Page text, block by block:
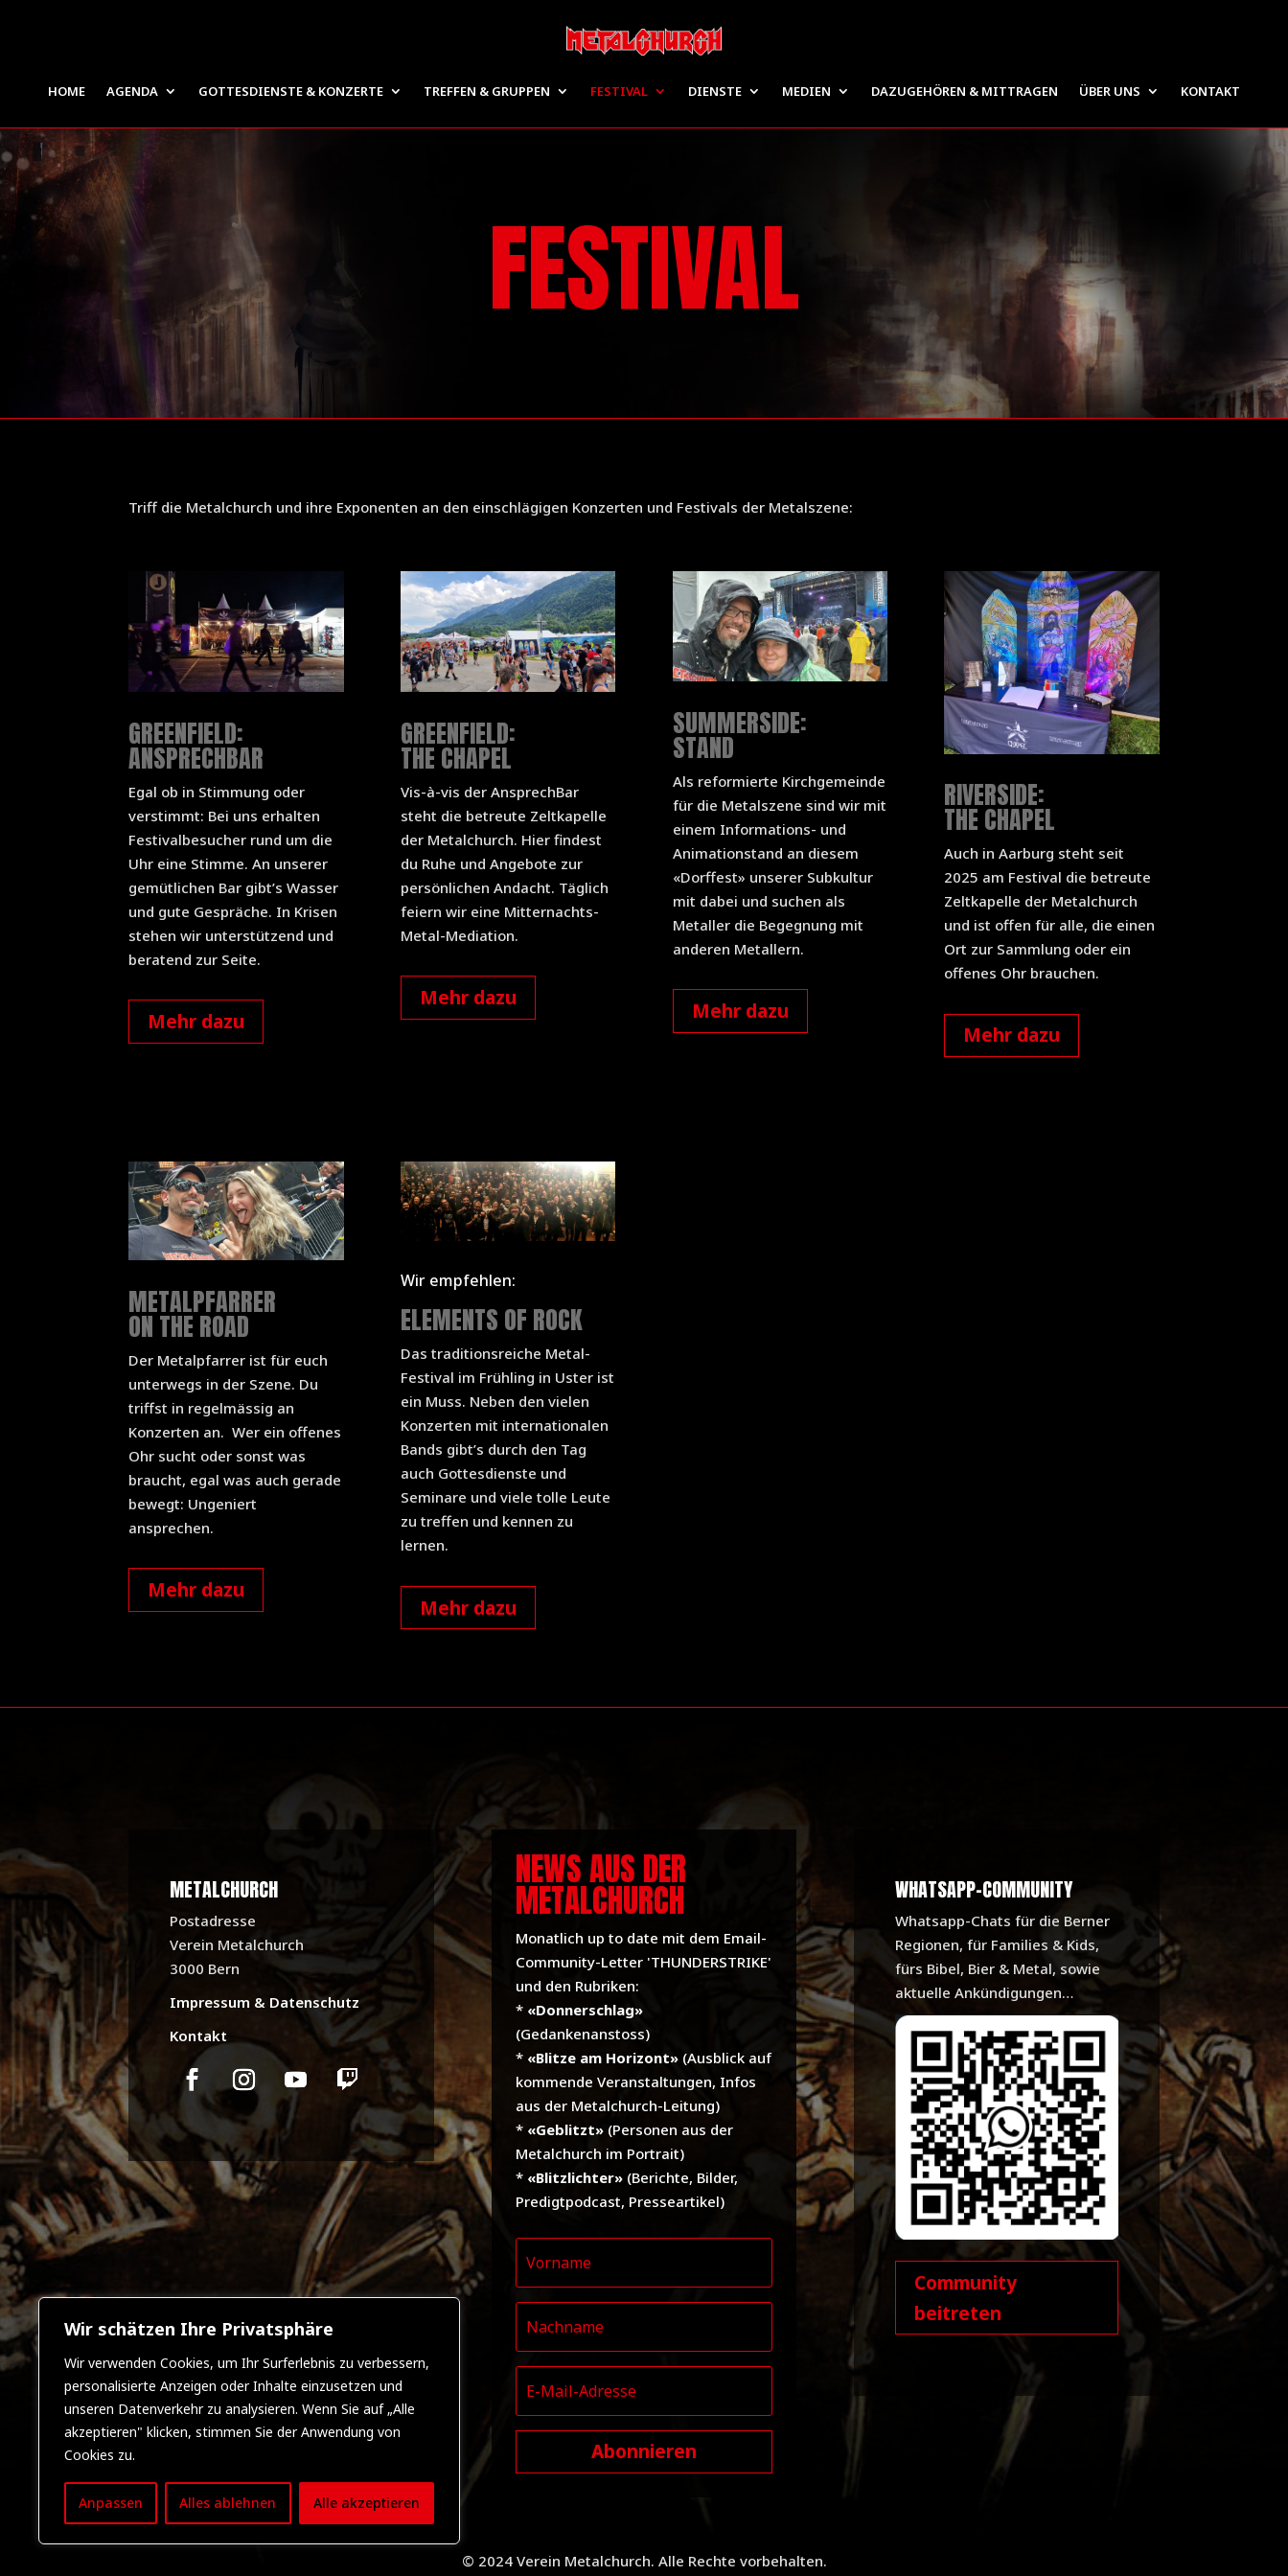
Wir schätzen Ihre Privatsphäre
Wir verwenden Cookies, um Ihr Surferlebnis zu verbessern,
personalisierte Anzeigen oder Inhalte einzusetzen und
unseren Datenverkehr zu analysieren. Wenn Sie auf „Alle
akzeptieren" klicken, stimmen Sie der Anwendung von
Cookies zu.
Anpassen Alles ablehnen Alle akzeptieren
HOME AGENDA GOTTESDIENSTE & KONZERTE TREFFEN & GRUPPEN FESTIVAL DIENSTE MEDIEN DAZUGEHÖREN & MITTRAGEN ÜBER UNS KONTAKT
FESTIVAL
Triff die Metalchurch und ihre Exponenten an den einschlägigen Konzerten und Festivals der Metalszene:
GREENFIELD:
ANSPRECHBAR
Egal ob in Stimmung oder
verstimmt: Bei uns erhalten
Festivalbesucher rund um die
Uhr eine Stimme. An unserer
gemütlichen Bar gibt’s Wasser
und gute Gespräche. In Krisen
stehen wir unterstützend und
beratend zur Seite.
Mehr dazu
GREENFIELD:
THE CHAPEL
Vis-à-vis der AnsprechBar
steht die betreute Zeltkapelle
der Metalchurch. Hier findest
du Ruhe und Angebote zur
persönlichen Andacht. Täglich
feiern wir eine Mitternachts-
Metal-Mediation.
Mehr dazu
SUMMERSIDE:
STAND
Als reformierte Kirchgemeinde
für die Metalszene sind wir mit
einem Informations- und
Animationstand an diesem
«Dorffest» unserer Subkultur
mit dabei und suchen als
Metaller die Begegnung mit
anderen Metallern.
Mehr dazu
RIVERSIDE:
THE CHAPEL
Auch in Aarburg steht seit
2025 am Festival die betreute
Zeltkapelle der Metalchurch
und ist offen für alle, die einen
Ort zur Sammlung oder ein
offenes Ohr brauchen.
Mehr dazu
METALPFARRER
ON THE ROAD
Der Metalpfarrer ist für euch
unterwegs in der Szene. Du
triffst in regelmässig an
Konzerten an.Wer ein offenes
Ohr sucht oder sonst was
braucht, egal was auch gerade
bewegt: Ungeniert
ansprechen.
Mehr dazu
Wir empfehlen:
ELEMENTS OF ROCK
Das traditionsreiche Metal-
Festival im Frühling in Uster ist
ein Muss. Neben den vielen
Konzerten mit internationalen
Bands gibt’s durch den Tag
auch Gottesdienste und
Seminare und viele tolle Leute
zu treffen und kennen zu
lernen.
Mehr dazu
METALCHURCH
Postadresse
Verein Metalchurch
3000 Bern
Impressum & Datenschutz
Kontakt
NEWS AUS DER
METALCHURCH
Monatlich up to date mit dem Email-
Community-Letter 'THUNDERSTRIKE'
und den Rubriken:
* «Donnerschlag»
(Gedankenanstoss)
* «Blitze am Horizont»(Ausblick auf
kommende Veranstaltungen, Infos
aus der Metalchurch-Leitung)
* «Geblitzt»(Personen aus der
Metalchurch im Portrait)
* «Blitzlichter»(Berichte, Bilder,
Predigtpodcast, Presseartikel)
Abonnieren
WHATSAPP-COMMUNITY
Whatsapp-Chats für die Berner
Regionen, für Families & Kids,
fürs Bibel, Bier & Metal, sowie
aktuelle Ankündigungen…
Community
beitreten
© 2024 Verein Metalchurch. Alle Rechte vorbehalten.